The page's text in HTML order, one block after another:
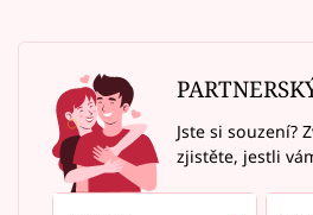
Jste si souzení?
zjistěte, jestli